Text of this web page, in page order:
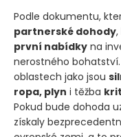
Podle dokumentu,
partnerské dohody
první nabídky na
nerostného
oblastech jako jsou
ropa, plyn i těžba
Pokud bude dohoda
získaly